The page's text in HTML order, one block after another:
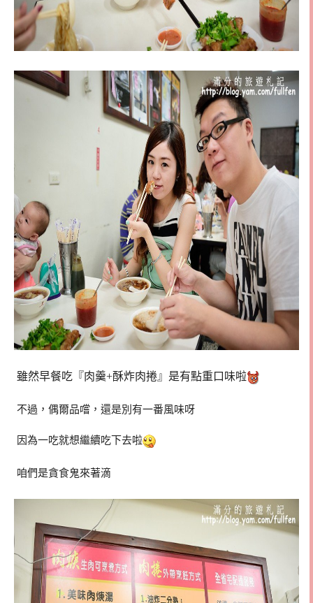
雖然早餐吃『肉羹+酥炸肉捲』是有點重口味啦
不過，偶爾品嚐，還是別有一番風味呀
因為一吃就想繼續吃下去啦
咱們是貪食鬼來著滴